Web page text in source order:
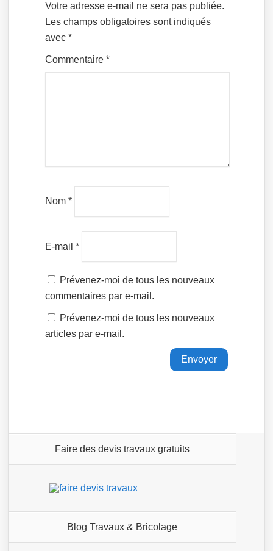
Votre adresse e-mail ne sera pas publiée.
Les champs obligatoires sont indiqués
avec*
Commentaire*
Nom*
E-mail*
Prévenez-moi de tous les nouveaux
commentaires par e-mail.
Prévenez-moi de tous les nouveaux
articles par e-mail.
Faire des devis travaux gratuits
Blog Travaux & Bricolage